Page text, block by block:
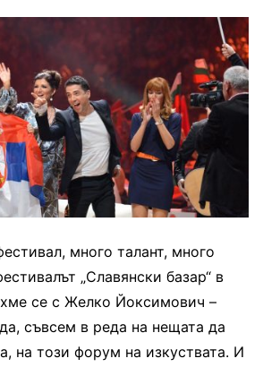
много талант, много
„Славянски базар“ в
се с Желко Йоксимович –
съвсем в реда на нещата да
на този форум на изкуствата. И